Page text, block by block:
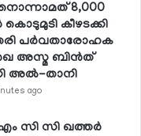
8,000
കൊടുമുടി കീഴടക്കി
പര്‍വതാരോഹക
അസ്മ ബിന്‍ത്
അല്‍-താനി
ago
സി സി ഖത്തര്‍